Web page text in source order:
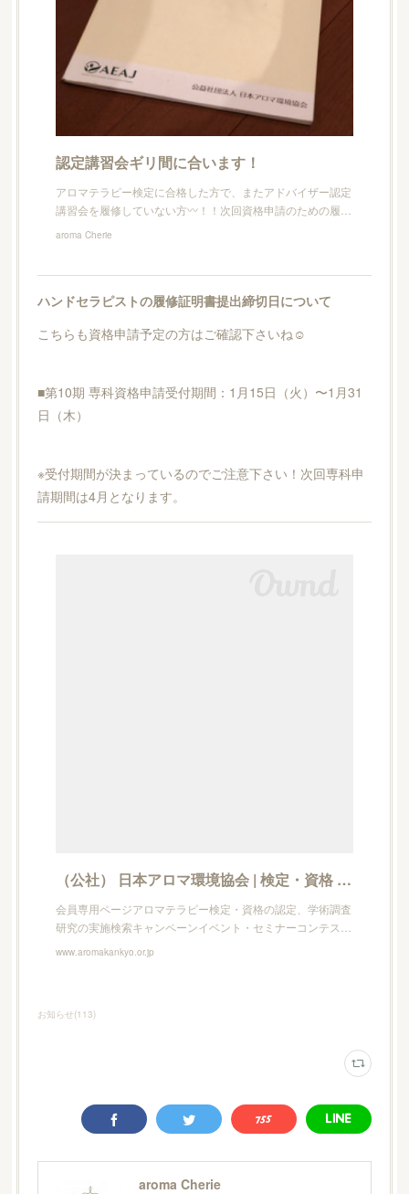
認定講習会ギリ間に合います！
アロマテラピー検定に合格した方で、またアドバイザー認定
講習会を履修していない方〰！！次回資格申請のための履…
aroma Cherie
ハンドセラピストの履修証明書提出締切日について
こちらも資格申請予定の方はご確認下さいね☺︎
■第10期 専科資格申請受付期間：1月15日（火）〜1月31
日（木）
※受付期間が決まっているのでご注意下さい！次回専科申
請期間は4月となります。
（公社） 日本アロマ環境協会 | 検定・資格 | アロマテラピーアドバイザー | 取得方法・申し込み | 認定スクール開催アドバイザー認定講習会
会員専用ページアロマテラピー検定・資格の認定、学術調査
研究の実施検索キャンペーンイベント・セミナーコンテス…
www.aromakankyo.or.jp
お知らせ(113)
aroma Cherie